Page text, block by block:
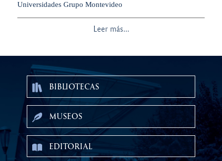
Universidades Grupo Montevideo
Leer más...
BIBLIOTECAS
MUSEOS
EDITORIAL